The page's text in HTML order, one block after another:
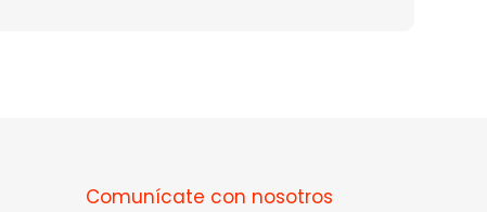
Comunícate con nosotros